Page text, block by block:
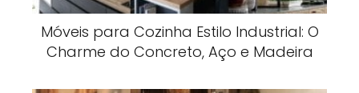
Móveis para Cozinha Estilo Industrial: O
Charme do Concreto, Aço e Madeira